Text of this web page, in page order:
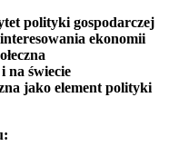
polityki gospodarczej
ekonomii
na świecie
jako element polityki